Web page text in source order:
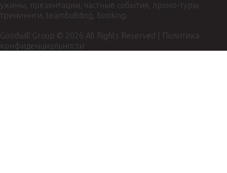
ужины, презентации, частные события, промо-туры,
трениннги, teambuilding, booking.
Goodwill Group © 2026 All Rights Reserved |
Политика
конфиденциальности